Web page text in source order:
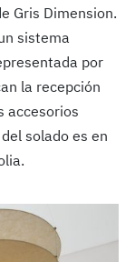
Gris Dimension.
sistema
por
la recepción
accesorios
solado es en